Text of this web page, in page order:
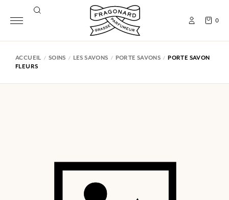
0
ACCUEIL SOINS LES SAVONS PORTE SAVONS
PORTE SAVON
FLEURS